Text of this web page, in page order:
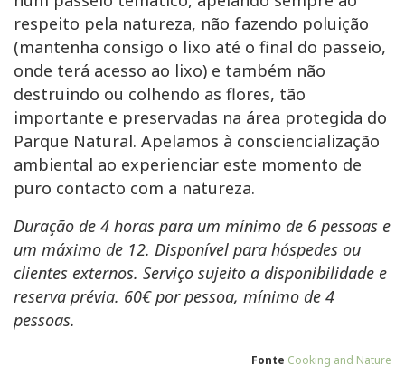
respeito pela natureza, não fazendo poluição
(mantenha consigo o lixo até o final do passeio,
onde terá acesso ao lixo) e também não
destruindo ou colhendo as flores, tão
importante e preservadas na área protegida do
Parque Natural. Apelamos à consciencialização
ambiental ao experienciar este momento de
puro contacto com a natureza.
Duração de 4 horas para um mínimo de 6 pessoas e
um máximo de 12. Disponível para hóspedes ou
clientes externos. Serviço sujeito a disponibilidade e
reserva prévia. 60€ por pessoa, mínimo de 4
pessoas.
Fonte Cooking and Nature